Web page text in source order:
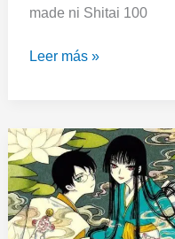
made ni Shitai 100
Leer más »
Viernes
de
Reco:
7
animes